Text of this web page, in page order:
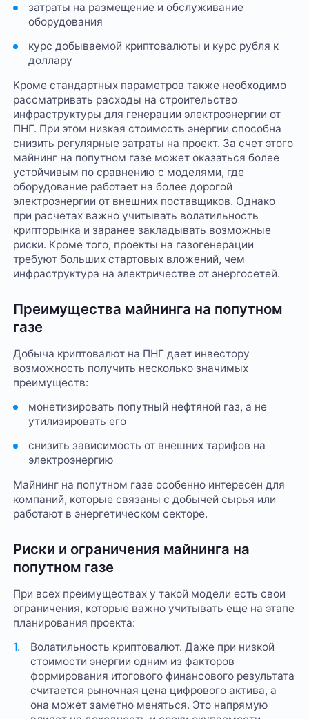
затраты на размещение и обслуживание
оборудования
курс добываемой криптовалюты и курс рубля к
доллару
Кроме стандартных параметров также необходимо
рассматривать расходы на строительство
инфраструктуры для генерации электроэнергии от
ПНГ. При этом низкая стоимость энергии способна
снизить регулярные затраты на проект. За счет этого
майнинг на попутном газе может оказаться более
устойчивым по сравнению с моделями, где
оборудование работает на более дорогой
электроэнергии от внешних поставщиков. Однако
при расчетах важно учитывать волатильность
крипторынка и заранее закладывать возможные
риски. Кроме того, проекты на газогенерации
требуют больших стартовых вложений, чем
инфраструктура на электричестве от энергосетей.
Преимущества майнинга на попутном
газе
Добыча криптовалют на ПНГ дает инвестору
возможность получить несколько значимых
преимуществ:
монетизировать попутный нефтяной газ, а не
утилизировать его
снизить зависимость от внешних тарифов на
электроэнергию
Майнинг на попутном газе особенно интересен для
компаний, которые связаны с добычей сырья или
работают в энергетическом секторе.
Риски и ограничения майнинга на
попутном газе
При всех преимуществах у такой модели есть свои
ограничения, которые важно учитывать еще на этапе
планирования проекта:
Волатильность криптовалют. Даже при низкой
стоимости энергии одним из факторов
формирования итогового финансового результата
считается рыночная цена цифрового актива, а
она может заметно меняться. Это напрямую